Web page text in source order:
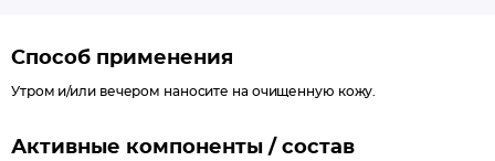
Способ применения
Утром и/или вечером наносите на очищенную кожу.
Активные компоненты / состав